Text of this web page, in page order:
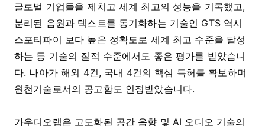
글로벌 기업들을 제치고 세계 최고의 성능을 기록했고,
분리된 음원과 텍스트를 동기화하는 기술인 GTS 역시
스포티파이 보다 높은 정확도로 세계 최고 수준을 달성
하는 등 기술의 질적 수준에서도 좋은 평가를 받았습니
다. 나아가 해외 4건, 국내 4건의 핵심 특허를 확보하며
원천기술로서의 공고함도 인정받았습니다.
가우디오랩은 고도화된 공간 음향 및 AI 오디오 기술의